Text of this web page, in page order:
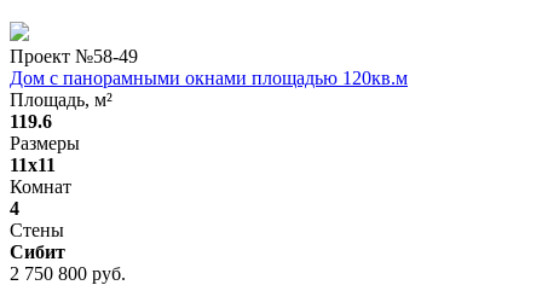
Проект №58-49
Дом с панорамными окнами площадью 120кв.м
Площадь, м²
119.6
Размеры
11x11
Комнат
4
Стены
Сибит
2 750 800 руб.